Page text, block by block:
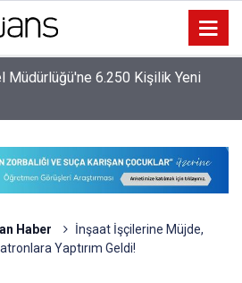
Müdürlüğü'ne 6.250 Kişilik Yeni
Haber
İnşaat İşçilerine Müjde,
Yaptırım Geldi!